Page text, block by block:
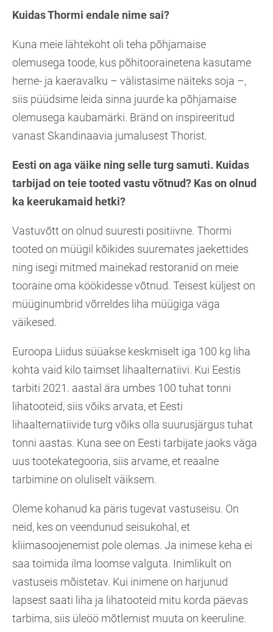
Kuidas Thormi endale nime sai?
Kuna meie lähtekoht oli teha põhjamaise
olemusega toode, kus põhitoorainetena kasutame
herne- ja kaeravalku – välistasime näiteks soja –,
siis püüdsime leida sinna juurde ka põhjamaise
olemusega kaubamärki. Bränd on inspireeritud
vanast Skandinaavia jumalusest Thorist.
Eesti on aga väike ning selle turg samuti. Kuidas
tarbijad on teie tooted vastu võtnud? Kas on olnud
ka keerukamaid hetki?
Vastuvõtt on olnud suuresti positiivne. Thormi
tooted on müügil kõikides suuremates jaekettides
ning isegi mitmed mainekad restoranid on meie
tooraine oma köökidesse võtnud. Teisest küljest on
müüginumbrid võrreldes liha müügiga väga
väikesed.
Euroopa Liidus süüakse keskmiselt iga 100 kg liha
kohta vaid kilo taimset lihaalternatiivi. Kui Eestis
tarbiti 2021. aastal ära umbes 100 tuhat tonni
lihatooteid, siis võiks arvata, et Eesti
lihaalternatiivide turg võiks olla suurusjärgus tuhat
tonni aastas. Kuna see on Eesti tarbijate jaoks väga
uus tootekategooria, siis arvame, et reaalne
tarbimine on oluliselt väiksem.
Oleme kohanud ka päris tugevat vastuseisu. On
neid, kes on veendunud seisukohal, et
kliimasoojenemist pole olemas. Ja inimese keha ei
saa toimida ilma loomse valguta. Inimlikult on
vastuseis mõistetav. Kui inimene on harjunud
lapsest saati liha ja lihatooteid mitu korda päevas
tarbima, siis üleöö mõtlemist muuta on keeruline.